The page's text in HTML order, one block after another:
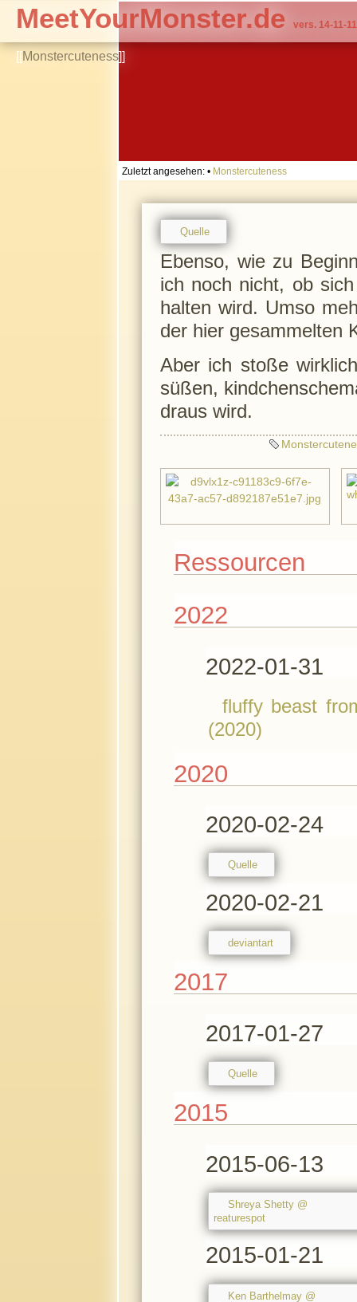
[[Monstercuteness]]
MeetYourMonster.de vers. 14-11-11
Zuletzt angesehen: • Monstercuteness
Quelle
Ebenso, wie zu
ich noch nicht, ob
halten wird. Umso
der hier gesammelten
Aber ich stoße
süßen,
draus wird.
Ressourcen
2022
2022-01-31
fluffy beast
(2020)
2020
2020-02-24
Quelle
2020-02-21
deviantart
2017
2017-01-27
Quelle
2015
2015-06-13
Shreya Shetty @
reaturespot
2015-01-21
Ken Barthelmay @